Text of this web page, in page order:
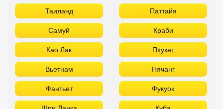
Таиланд Паттайя
Самуй Краби
Као Лак Пхукет
Вьетнам Нячанг
Фантьет Фукуок